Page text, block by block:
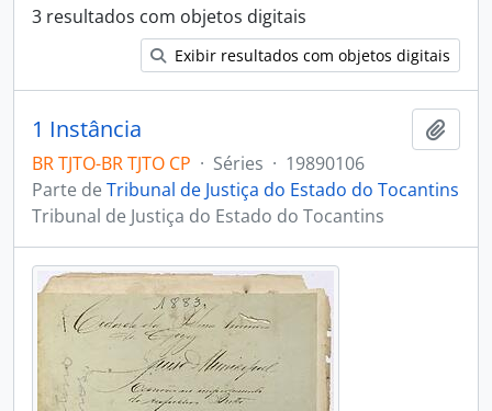
3 resultados com objetos digitais
Exibir resultados com objetos digitais
1 Instância
BR TJTO-BR TJTO CP · Séries · 19890106
Parte de Tribunal de Justiça do Estado do Tocantins
Tribunal de Justiça do Estado do Tocantins